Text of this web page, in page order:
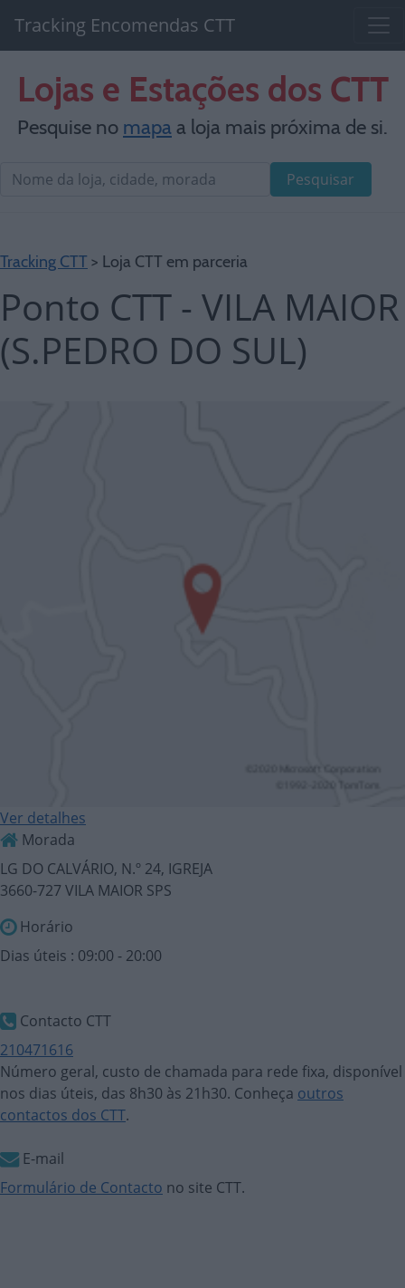
Tracking Encomendas CTT
Lojas e Estações dos CTT
Pesquise no mapaa loja mais próxima de si.
Pesquisar
Tracking CTT > Loja CTT em parceria
Ponto CTT - VILA MAIOR
(S.PEDRO DO SUL)
Ver detalhes
Morada
LG DO CALVÁRIO, N.º 24, IGREJA
3660-727 VILA MAIOR SPS
Horário
Dias úteis : 09:00 - 20:00
Contacto CTT
210471616
Número geral, custo de chamada para rede fixa, disponível
nos dias úteis, das 8h30 às 21h30. Conheça outros
contactos dos CTT.
E-mail
Formulário de Contacto no site CTT.